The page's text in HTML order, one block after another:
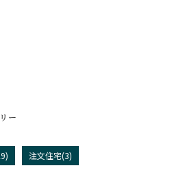
ー
注文住宅(3)